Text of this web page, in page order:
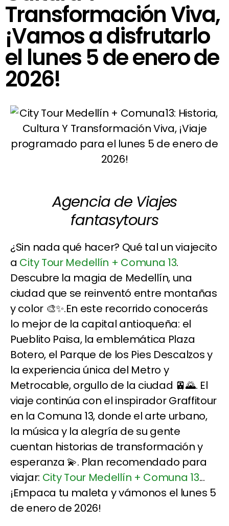
Transformación Viva,
¡Vamos a disfrutarlo
el lunes 5 de enero de
2026!
Agencia de Viajes
fantasytours
¿Sin nada qué hacer? Qué tal un viajecito
a City Tour Medellín + Comuna 13.
Descubre la magia de Medellín, una
ciudad que se reinventó entre montañas
y color 🎨✨.En este recorrido conocerás
lo mejor de la capital antioqueña: el
Pueblito Paisa, la emblemática Plaza
Botero, el Parque de los Pies Descalzos y
la experiencia única del Metro y
Metrocable, orgullo de la ciudad 🚈🌄. El
viaje continúa con el inspirador Graffitour
en la Comuna 13, donde el arte urbano,
la música y la alegría de su gente
cuentan historias de transformación y
esperanza 💫. Plan recomendado para
viajar: City Tour Medellín + Comuna 13...
¡Empaca tu maleta y vámonos el lunes 5
de enero de 2026!